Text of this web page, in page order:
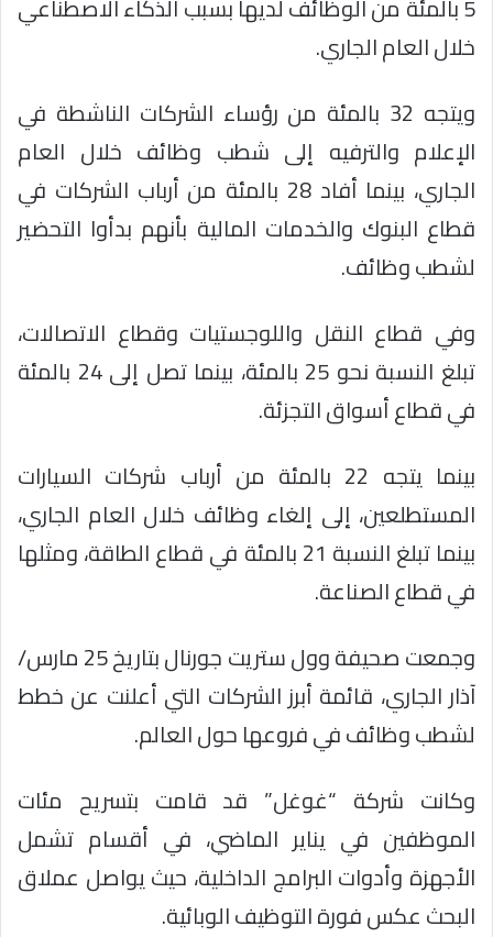
خلال العام الجاري.
ويتجه 32 بالمئة من رؤساء الشركات الناشطة في
الإعلام والترفيه إلى شطب وظائف خلال العام
الجاري، بينما أفاد 28 بالمئة من أرباب الشركات في
قطاع البنوك والخدمات المالية بأنهم بدأوا التحضير
لشطب وظائف.
وفي قطاع النقل واللوجستيات وقطاع الاتصالات،
تبلغ النسبة نحو 25 بالمئة، بينما تصل إلى 24 بالمئة
في قطاع أسواق التجزئة.
بينما يتجه 22 بالمئة من أرباب شركات السيارات
المستطلعين، إلى إلغاء وظائف خلال العام الجاري،
بينما تبلغ النسبة 21 بالمئة في قطاع الطاقة، ومثلها
في قطاع الصناعة.
وجمعت صحيفة وول ستريت جورنال بتاريخ 25 مارس/
آذار الجاري، قائمة أبرز الشركات التي أعلنت عن خطط
لشطب وظائف في فروعها حول العالم.
وكانت شركة “غوغل” قد قامت بتسريح مئات
الموظفين في يناير الماضي، في أقسام تشمل
الأجهزة وأدوات البرامج الداخلية، حيث يواصل عملاق
البحث عكس فورة التوظيف الوبائية.